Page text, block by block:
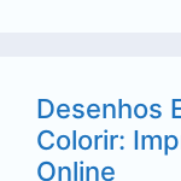
Desenhos
Colorir:
Online